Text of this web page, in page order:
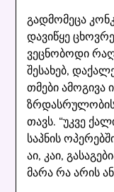
გადმომეცა
დავიწყე
ვეცნობოდი
შესახებ,
თმები ამოგივა
ზრდასრულობის
თავს. “უკვე
საპნის
აი, კაი,
მარა რა არის